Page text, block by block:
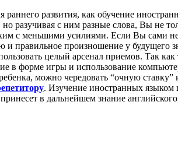
развития, как обучение
с ним разные слова, Вы не
с меньшими усилиями. Если Вы сами
правильное произношение у будущего
целый арсенал приемов. Так как
в форме игры и использование
можно чередовать “очную ставку”
. Изучение иностранных
в дальнейшем знание